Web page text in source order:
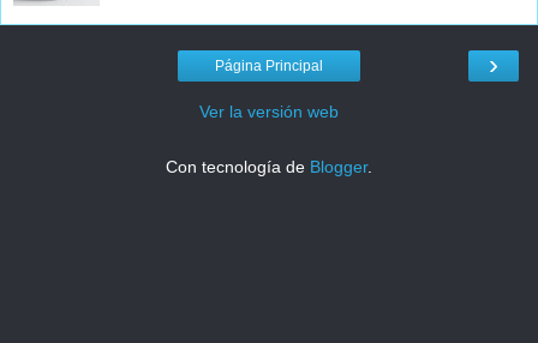
›
Página Principal
Ver la versión web
Con tecnología de Blogger.